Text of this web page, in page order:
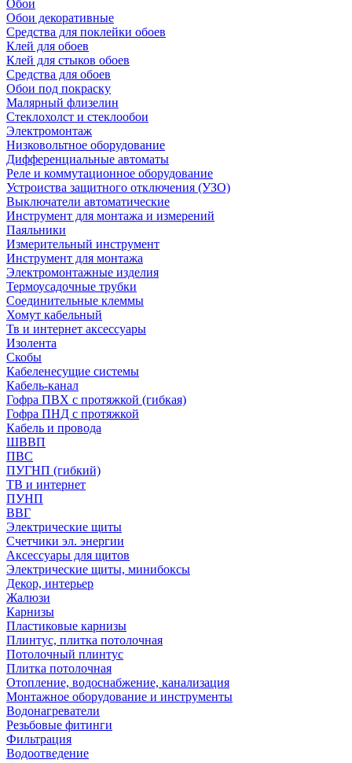
Обои
Обои декоративные
Средства для поклейки обоев
Клей для обоев
Клей для стыков обоев
Средства для обоев
Обои под покраску
Малярный флизелин
Стеклохолст и стеклообои
Электромонтаж
Низковольтное оборудование
Дифференциальные автоматы
Реле и коммутационное оборудование
Устроиства защитного отключения (УЗО)
Выключатели автоматические
Инструмент для монтажа и измерений
Паяльники
Измерительный инструмент
Инструмент для монтажа
Электромонтажные изделия
Термоусадочные трубки
Соединительные клеммы
Хомут кабельный
Тв и интернет аксессуары
Изолента
Скобы
Кабеленесущие системы
Кабель-канал
Гофра ПВХ с протяжкой (гибкая)
Гофра ПНД с протяжкой
Кабель и провода
ШВВП
ПВС
ПУГНП (гибкий)
ТВ и интернет
ПУНП
ВВГ
Электрические щиты
Счетчики эл. энергии
Аксессуары для щитов
Электрические щиты, минибоксы
Декор, интерьер
Жалюзи
Карнизы
Пластиковые карнизы
Плинтус, плитка потолочная
Потолочный плинтус
Плитка потолочная
Отопление, водоснабжение, канализация
Монтажное оборудование и инструменты
Водонагреватели
Резьбовые фитинги
Фильтрация
Водоотведение